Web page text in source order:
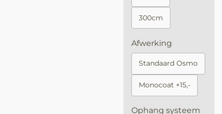
300cm
Afwerking
Standaard Osmo
Monocoat +15,-
Ophang systeem